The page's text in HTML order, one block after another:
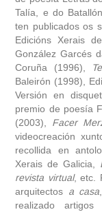
obra
fototeca
videoteca
materiais
outros
Talía, e do
ten publicados os
Edicións Xerais
González Garcés
Coruña (1996),
Baleirón (1998),
Versión en
premio de poesía
(2003), Facer
videocreación
recollida en
Xerais de Galicia,
revista virtual, etc.
arquitectos a casa
realizado